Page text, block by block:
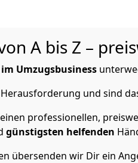
A bis Z –
Umzugsbusiness
und sind
professionellen,
günstigsten helfenden
übersenden wir Dir ein